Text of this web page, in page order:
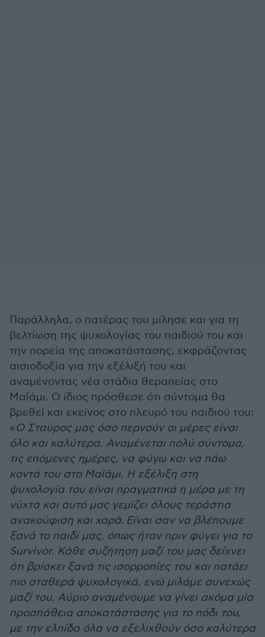
Παράλληλα, ο πατέρας του μίλησε και για τη
βελτίωση της ψυχολογίας του παιδιού του και
την πορεία της αποκατάστασης, εκφράζοντας
αισιοδοξία για την εξέλιξή του και
αναμένοντας νέα στάδια θεραπείας στο
Μαϊάμι. Ο ίδιος πρόσθεσε ότι σύντομα θα
βρεθεί και εκείνος στο πλευρό του παιδιού του:
«Ο Σταύρος μας όσο περνούν οι μέρες είναι
όλο και καλύτερα. Αναμένεται πολύ σύντομα,
τις επόμενες ημέρες, να φύγω και να πάω
κοντά του στο Μαϊάμι. Η εξέλιξη στη
ψυχολογία του είναι πραγματικά η μέρα με τη
νύχτα και αυτό μας γεμίζει όλους τεράστια
ανακούφιση και χαρά. Είναι σαν να βλέπουμε
ξανά το παιδί μας, όπως ήταν πριν φύγει για το
Survivor. Κάθε συζήτηση μαζί του μας δείχνει
ότι βρίσκει ξανά τις ισορροπίες του και πατάει
πιο σταθερά ψυχολογικά, ενώ μιλάμε συνεχώς
μαζί του. Αύριο αναμένουμε να γίνει ακόμα μία
προσπάθεια αποκατάστασης για το πόδι του,
με την ελπίδα όλα να εξελιχθούν όσο καλύτερα